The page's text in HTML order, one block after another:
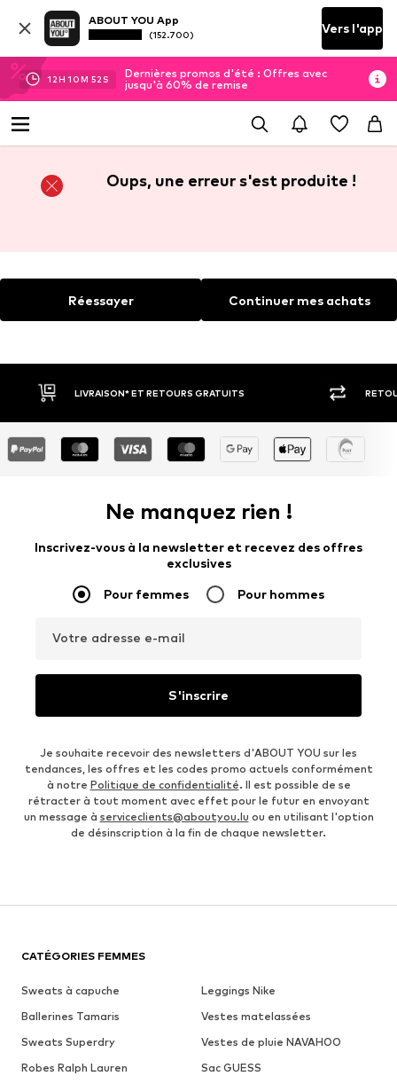
ABOUT YOU App
(152.700) Vers l'app
12H 10M 52 S
Dernières promos d'été : Offres avec
jusqu'à 60% de remise
Oups, une erreur s'est produite !
Réessayer Continuer mes achats
LIVRAISON* ET RETOURS GRATUITS
Ne manquez rien !
Inscrivez-vous à la newsletter et recevez des offres
exclusives
Pour femmes Pour hommes
Votre adresse e-mail
S'inscrire
Je souhaite recevoir des newsletters d'ABOUT YOU sur les
tendances, les offres et les codes promo actuels conformément
à notre Politique de confidentialité. Il est possible de se
rétracter à tout moment avec effet pour le futur en envoyant
un message à serviceclients@aboutyou.lu ou en utilisant l'option
de désinscription à la fin de chaque newsletter.
CATÉGORIES FEMMES
Sweats à capuche
Leggings Nike
Ballerines Tamaris
Vestes matelassées
Sweats Superdry
Vestes de pluie NAVAHOO
Robes Ralph Lauren
Sac GUESS